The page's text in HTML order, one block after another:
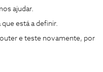
ajudar.
está a definir.
e teste novamente, por